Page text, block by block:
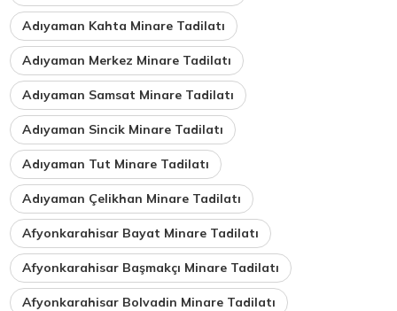
Adıyaman Kahta Minare Tadilatı
Adıyaman Merkez Minare Tadilatı
Adıyaman Samsat Minare Tadilatı
Adıyaman Sincik Minare Tadilatı
Adıyaman Tut Minare Tadilatı
Adıyaman Çelikhan Minare Tadilatı
Afyonkarahisar Bayat Minare Tadilatı
Afyonkarahisar Başmakçı Minare Tadilatı
Afyonkarahisar Bolvadin Minare Tadilatı